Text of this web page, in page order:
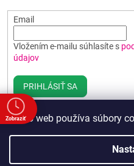
Tento web používa súbory
Email
Vložením e-mailu súhlasíte s
údajov
PRIHLÁSIŤ SA
Zobraziť